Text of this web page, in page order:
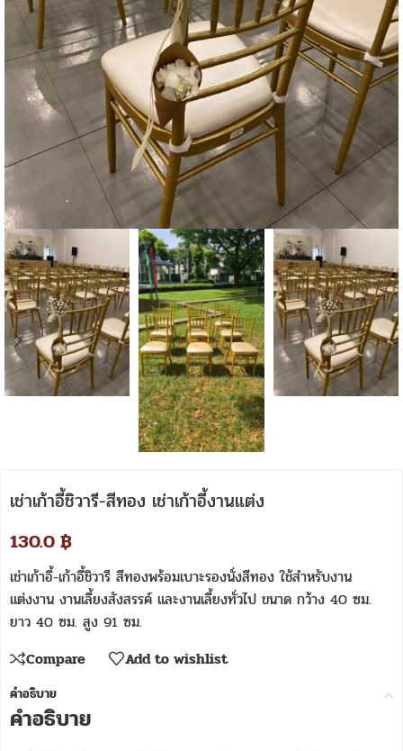
เช่าเก้าอี้ชิวารี-สีทอง เช่าเก้าอี้งานแต่ง
130.0฿
เช่าเก้าอี้-เก้าอี้ชิวารี สีทองพร้อมเบาะรองนั่งสีทอง ใช้สำหรับงาน
แต่งงาน งานเลี้ยงสังสรรค์ และงานเลี้ยงทั่วไป ขนาด กว้าง 40 ซม.
ยาว 40 ซม. สูง 91 ซม.
Compare
Add to wishlist
คำอธิบาย
คำอธิบาย